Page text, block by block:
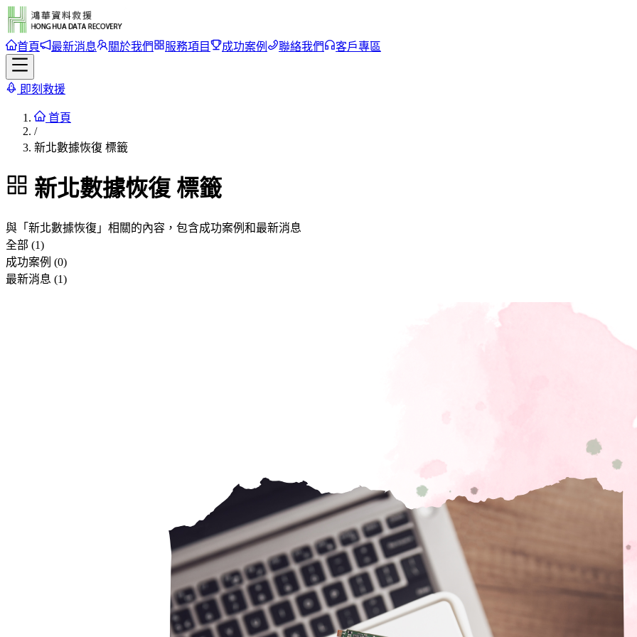
首頁 最新消息 關於我們 服務項目 成功案例 聯絡我們 客戶專區
即刻救援
首頁
/
新北數據恢復 標籤
新北數據恢復 標籤
與「 新北數據恢復 」相關的內容，包含成功案例和最新消息
全部 (1)
成功案例 (0)
最新消息 (1)